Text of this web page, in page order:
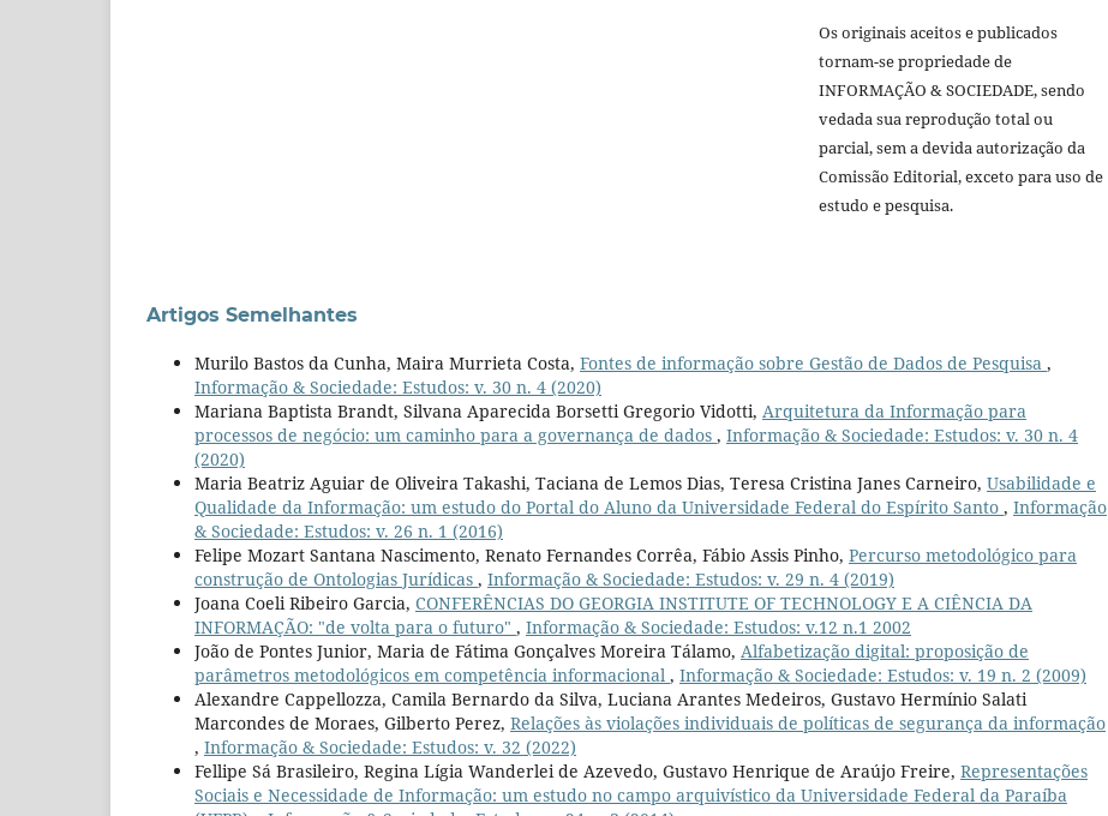
Os originais aceitos e publicados
tornam-se propriedade de
INFORMAÇÃO & SOCIEDADE, sendo
vedada sua reprodução total ou
parcial, sem a devida autorização da
Comissão Editorial, exceto para uso de
estudo e pesquisa.
Artigos Semelhantes
Murilo Bastos da Cunha, Maira Murrieta Costa, Fontes de informação sobre Gestão de Dados de Pesquisa ,
Informação & Sociedade: Estudos: v. 30 n. 4 (2020)
Mariana Baptista Brandt, Silvana Aparecida Borsetti Gregorio Vidotti, Arquitetura da Informação para
processos de negócio: um caminho para a governança de dados , Informação & Sociedade: Estudos: v. 30 n. 4
(2020)
Maria Beatriz Aguiar de Oliveira Takashi, Taciana de Lemos Dias, Teresa Cristina Janes Carneiro, Usabilidade e
Qualidade da Informação: um estudo do Portal do Aluno da Universidade Federal do Espírito Santo , Informação
& Sociedade: Estudos: v. 26 n. 1 (2016)
Felipe Mozart Santana Nascimento, Renato Fernandes Corrêa, Fábio Assis Pinho, Percurso metodológico para
construção de Ontologias Jurídicas , Informação & Sociedade: Estudos: v. 29 n. 4 (2019)
Joana Coeli Ribeiro Garcia, CONFERÊNCIAS DO GEORGIA INSTITUTE OF TECHNOLOGY E A CIÊNCIA DA
INFORMAÇÃO: "de volta para o futuro" , Informação & Sociedade: Estudos: v.12 n.1 2002
João de Pontes Junior, Maria de Fátima Gonçalves Moreira Tálamo, Alfabetização digital: proposição de
parâmetros metodológicos em competência informacional , Informação & Sociedade: Estudos: v. 19 n. 2 (2009)
Alexandre Cappellozza, Camila Bernardo da Silva, Luciana Arantes Medeiros, Gustavo Hermínio Salati
Marcondes de Moraes, Gilberto Perez, Relações às violações individuais de políticas de segurança da informação
, Informação & Sociedade: Estudos: v. 32 (2022)
Fellipe Sá Brasileiro, Regina Lígia Wanderlei de Azevedo, Gustavo Henrique de Araújo Freire, Representações
Sociais e Necessidade de Informação: um estudo no campo arquivístico da Universidade Federal da Paraíba